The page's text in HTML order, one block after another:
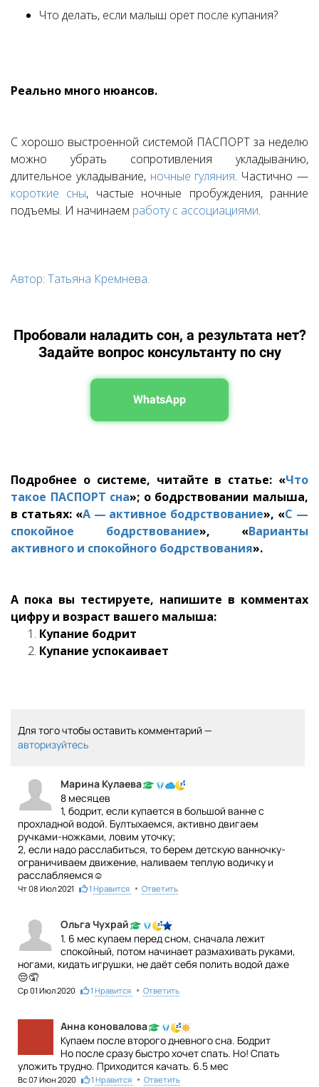
Что делать, если малыш орет после купания?
Реально много нюансов.
С хорошо выстроенной системой ПАСПОРТ за неделю
можно убрать сопротивления укладыванию,
длительное укладывание, ночные гуляния. Частично —
короткие сны, частые ночные пробуждения, ранние
подъемы. И начинаем работу с ассоциациями.
Автор: Татьяна Кремнёва.
Пробовали наладить сон, а результата нет?
Задайте вопрос консультанту по сну
WhatsApp
Подробнее о системе, читайте в статье: «Что
такое ПАСПОРТ сна»; о бодрствовании малыша,
в статьях: «А — активное бодрствование», «С —
спокойное бодрствование», «Варианты
активного и спокойного бодрствования».
А пока вы тестируете, напишите в комментах
цифру и возраст вашего малыша:
Купание бодрит
Купание успокаивает
Для того чтобы оставить комментарий —
авторизуйтесь
Марина Кулаева
8 месяцев
1, бодрит, если купается в большой ванне с
прохладной водой. Бултыхаемся, активно двигаем
ручками-ножками, ловим уточку;
2, если надо расслабиться, то берем детскую ванночку-
ограничиваем движение, наливаем теплую водичку и
расслабляемся☺
Чт 08 Июл 2021 1 Нравится • Ответить
Ольга Чухрай
1. 6 мес купаем перед сном, сначала лежит
спокойный, потом начинает размахивать руками,
ногами, кидать игрушки, не даёт себя полить водой даже
😔🤦‍️️️‍️️
Ср 01 Июл 2020 1 Нравится • Ответить
Анна коновалова
Купаем после второго дневного сна. Бодрит
Но после сразу быстро хочет спать. Но! Спать
уложить трудно. Приходится качать. 6.5 мес
Вс 07 Июн 2020 1 Нравится • Ответить